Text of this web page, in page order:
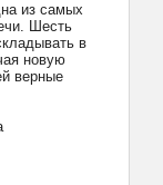
из самых
Шесть
в
новую
верные